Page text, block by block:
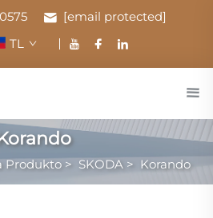
[email protected]
TL
Produkto > SKODA > Korando